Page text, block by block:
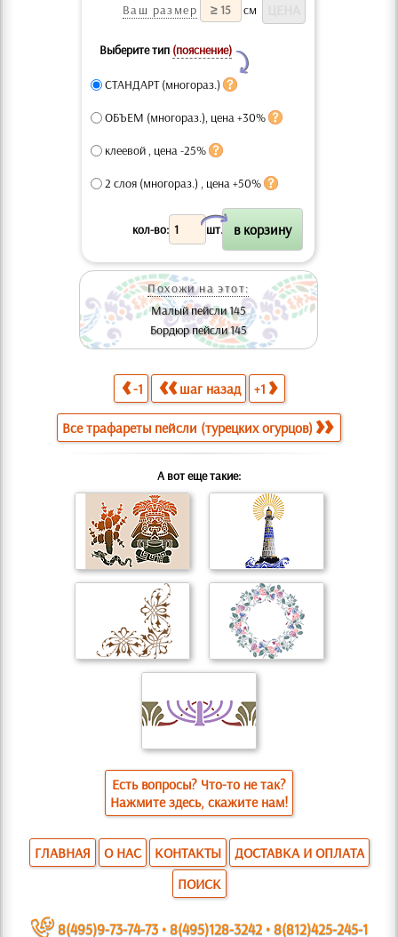
Ваш размер
см
Выберите тип (пояснение)
Y
СТАНДАРТ (многораз.)
ОБЪЕМ (многораз.), цена +30%
клеевой , цена -25%
2 слоя (многораз.) , цена +50%
кол-во: шт.
X
Похожи на этот:
Малый пейсли 145
Бордюр пейсли 145
-1 шаг назад +1
Все трафареты пейсли (турецких огурцов)
А вот еще такие:
Есть вопросы? Что-то не так?
Нажмите здесь, скажите нам!
ГЛАВНАЯ О НАС КОНТАКТЫ
ДОСТАВКА И ОПЛАТА
ПОИСК
~ 8(495)9-73-74-73•8(495)128-3242•8(812)425-245-1